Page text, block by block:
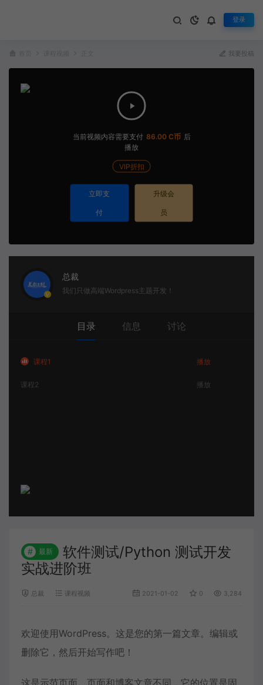
登录
我要投稿
当前视频内容需要支付 86.00 C币 后
播放
VIP折扣
立即支
付
升级会
员
总裁
我们只做高端Wordpress主题开发！
目录 信息 讨论
课程1 播放
课程2 播放
# 最新
软件测试/Python 测试开发
实战进阶班
总裁 课程视频 2021-01-02 0 3,284
欢迎使用WordPress。这是您的第一篇文章。编辑或
删除它，然后开始写作吧！
这是示范页面。页面和博客文章不同，它的位置是固